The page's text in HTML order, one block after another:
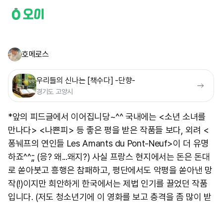
호메로스
우리들의 신나는 [책수다] -단향-
경기도 고양시
*앞의 피드글에서 이어집니당~^^ 국내에는 <소년 소녀를
만나다> <나쁜피> 등 좋은 평을 받은 작품들 보다, 외려 <
퐁눼프의 연인들 Les Amants du Pont-Neuf>이 더 유명
하죠^^;; (응? 왜...왜지?) 사실 프랑스 현지에서는 돈은 돈대
로 쏟아붓고 흥행은 참패하고, 평단에서도 악평을 쏟아낸 망
작(!)이지만 희안하게 한국에서는 제법 인기를 끌었던 작품
입니다. (저도 청소년기에 이 영화를 보고 충격을 좀 많이 받